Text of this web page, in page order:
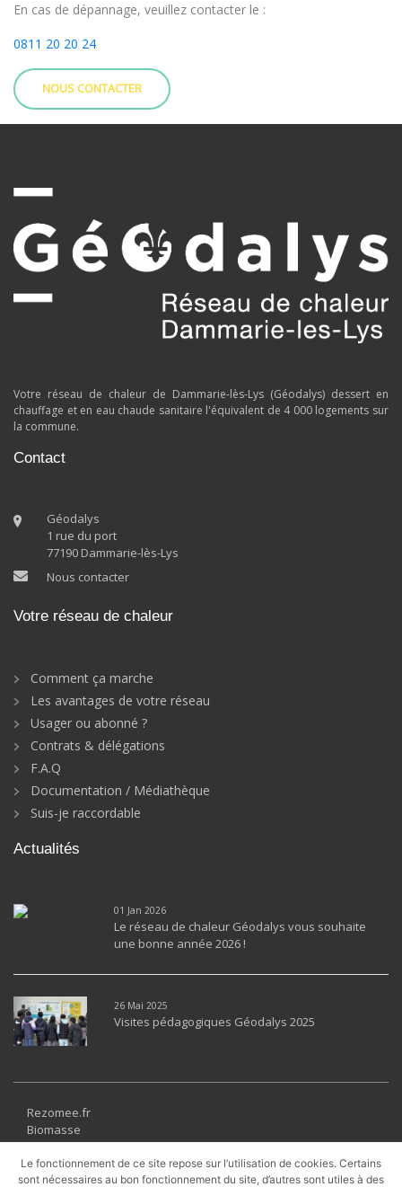
En cas de dépannage, veuillez contacter le :
0811 20 20 24
Votre réseau de chaleur de Dammarie-lès-Lys (Géodalys) dessert en
chauffage et en eau chaude sanitaire l'équivalent de 4 000 logements sur
la commune.
Contact
Géodalys
1 rue du port
77190 Dammarie-lès-Lys
Nous contacter
Votre réseau de chaleur
Comment ça marche
Les avantages de votre réseau
Usager ou abonné ?
Contrats & délégations
F.A.Q
Documentation / Médiathèque
Suis-je raccordable
Actualités
01 Jan 2026
Le réseau de chaleur Géodalys vous souhaite
une bonne année 2026 !
26 Mai 2025
Visites pédagogiques Géodalys 2025
Rezomee.fr
Biomasse
Géothermie
Solaire thermique
Récupération
Le fonctionnement de ce site repose sur l’utilisation de cookies. Certains
sont nécessaires au bon fonctionnement du site, d’autres sont utiles à des